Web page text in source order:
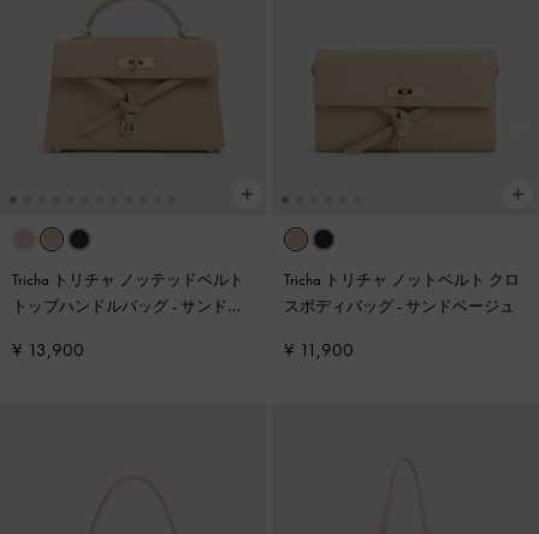
Tricha トリチャ ノッテッドベルト
トップハンドルバッグ- サンドベ
¥ 13,900
Tricha トリチャ ノットベルト クロ
スボディバッグ- サンドベージュ
¥ 11,900